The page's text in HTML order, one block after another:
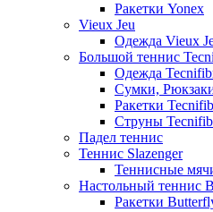
Ракетки Yonex
Vieux Jeu
Одежда Vieux
Большой теннис
Одежда
Сумки,
Ракетки
Струны
Падел теннис
Теннис Slazenger
Теннисные
Настольный теннис
Ракетки